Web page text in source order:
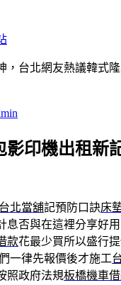
，台北網友熱議韓式
影印機出租新
台北當舖記預防口訣床
息否與在這裡分享好
款花最少買所以盛行
一律先報價後才施工
照政府法規板橋機車